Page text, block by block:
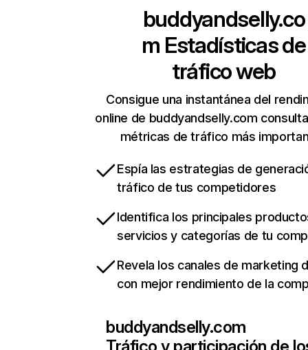
buddyandselly.co
m Estadísticas de
tráfico web
Consigue una instantánea del
online de buddyandselly.com
métricas de tráfico más
Espía las estrategias de
tráfico de tus competidores
Identifica los principales
servicios y categorías de tu
Revela los canales de marketing
con mejor rendimiento de la
buddyandselly.com